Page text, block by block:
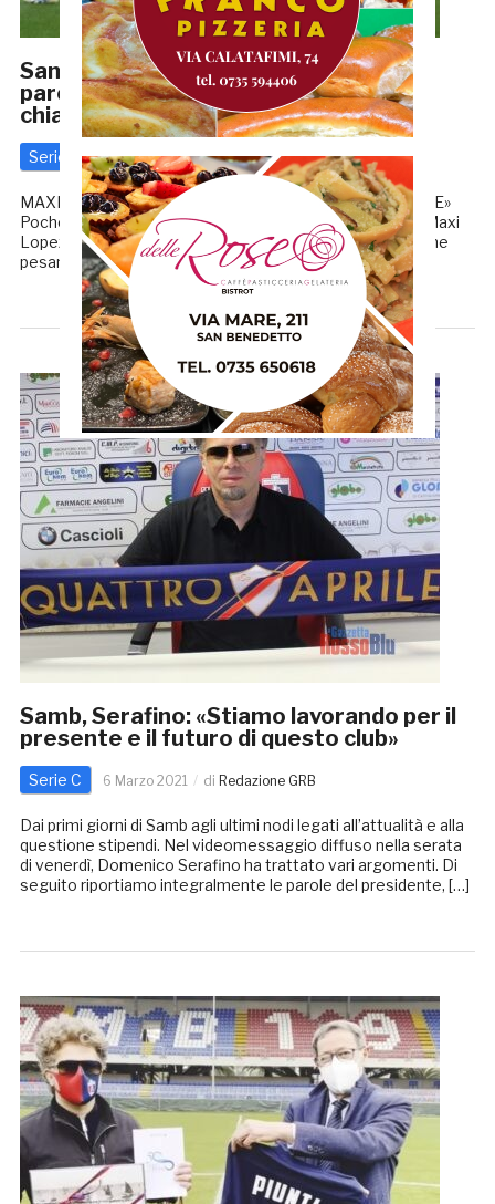
Samb, dalla società una nota dopo le
parole di Maxi Lopez. Ma nessuna
chiarezza
Serie C 9 Marzo 2021 diRedazione GRB
MAXI LOPEZ: «POCA CHIAREZZA, SITUAZIONE PESANTE»
Poche righe, che non fanno chiarezza. Dopo le parole di Maxi
Lopez, che ha parlato di mancata chiarezza e di “situazione
pesante” (QUI) in casa Samb, la società ha […]
Samb, Serafino: «Stiamo lavorando per il
presente e il futuro di questo club»
Serie C 6 Marzo 2021 di Redazione GRB
Dai primi giorni di Samb agli ultimi nodi legati all’attualità e alla
questione stipendi. Nel videomessaggio diffuso nella serata
di venerdì, Domenico Serafino ha trattato vari argomenti. Di
seguito riportiamo integralmente le parole del presidente, […]